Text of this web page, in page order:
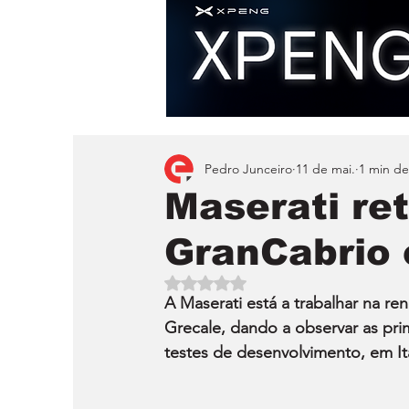
Maserati
GranCabrio
Pedro Junceiro 11 de mai. 1 min
Avaliado com NaN de 5 estrelas.
A Maserati está a trabalhar na
Grecale, dando a observar as
testes de desenvolvimento, em